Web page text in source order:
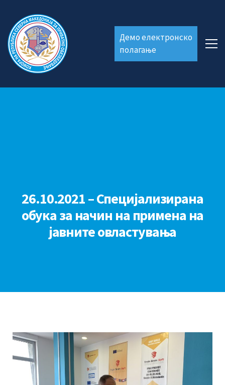
Демо електронско
полагање
26.10.2021 – Специјализирана
обука за начин на примена на
јавните овластувања